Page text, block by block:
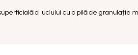
a luciului cu o pilă de granulație